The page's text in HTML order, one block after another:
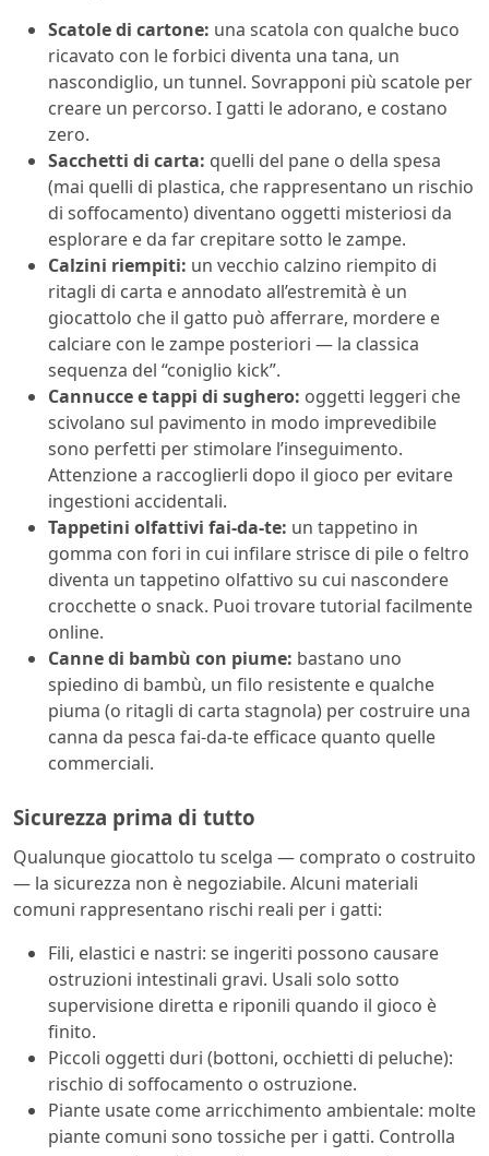
Scatole di cartone: una scatola con qualche buco
ricavato con le forbici diventa una tana, un
nascondiglio, un tunnel. Sovrapponi più scatole per
creare un percorso. I gatti le adorano, e costano
zero.
Sacchetti di carta: quelli del pane o della spesa
(mai quelli di plastica, che rappresentano un rischio
di soffocamento) diventano oggetti misteriosi da
esplorare e da far crepitare sotto le zampe.
Calzini riempiti: un vecchio calzino riempito di
ritagli di carta e annodato all’estremità è un
giocattolo che il gatto può afferrare, mordere e
calciare con le zampe posteriori — la classica
sequenza del “coniglio kick”.
Cannucce e tappi di sughero: oggetti leggeri che
scivolano sul pavimento in modo imprevedibile
sono perfetti per stimolare l’inseguimento.
Attenzione a raccoglierli dopo il gioco per evitare
ingestioni accidentali.
Tappetini olfattivi fai-da-te: un tappetino in
gomma con fori in cui infilare strisce di pile o feltro
diventa un tappetino olfattivo su cui nascondere
crocchette o snack. Puoi trovare tutorial facilmente
online.
Canne di bambù con piume: bastano uno
spiedino di bambù, un filo resistente e qualche
piuma (o ritagli di carta stagnola) per costruire una
canna da pesca fai-da-te efficace quanto quelle
commerciali.
Sicurezza prima di tutto
Qualunque giocattolo tu scelga — comprato o costruito
— la sicurezza non è negoziabile. Alcuni materiali
comuni rappresentano rischi reali per i gatti:
Fili, elastici e nastri: se ingeriti possono causare
ostruzioni intestinali gravi. Usali solo sotto
supervisione diretta e riponili quando il gioco è
finito.
Piccoli oggetti duri (bottoni, occhietti di peluche):
rischio di soffocamento o ostruzione.
Piante usate come arricchimento ambientale: molte
piante comuni sono tossiche per i gatti. Controlla